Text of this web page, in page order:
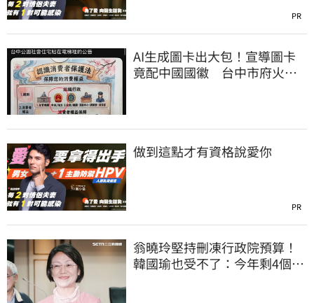
PR
AI生成圖卡出大包！宣導圖卡
竟配中國國徽 台中市府火速
做到這點才有資格說愛你
PR
翁曉玲堅持刪凍行政院預算！
韓國瑜也受不了：今年剩4個月